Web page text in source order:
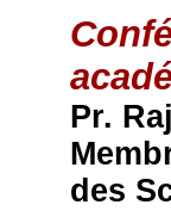
Pr.
des